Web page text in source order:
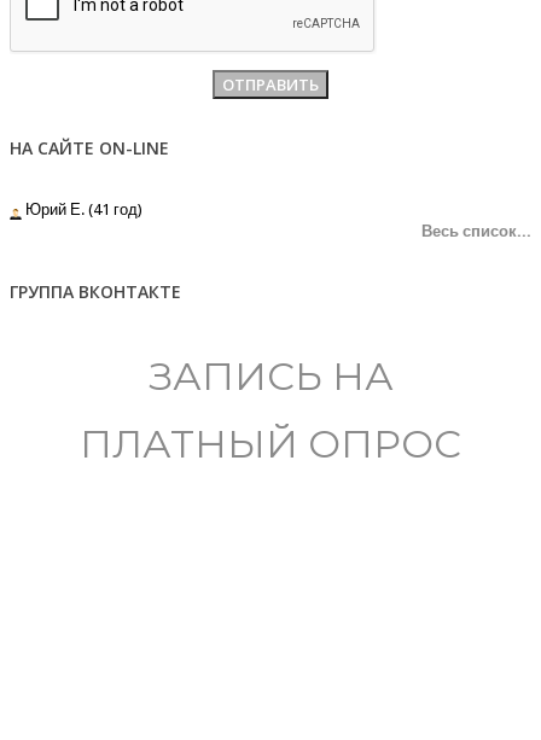
НА САЙТЕ ON-LINE
Юрий Е. (41 год)
Весь список...
ГРУППА ВКОНТАКТЕ
ЗАПИСЬ НА
ПЛАТНЫЙ ОПРОС